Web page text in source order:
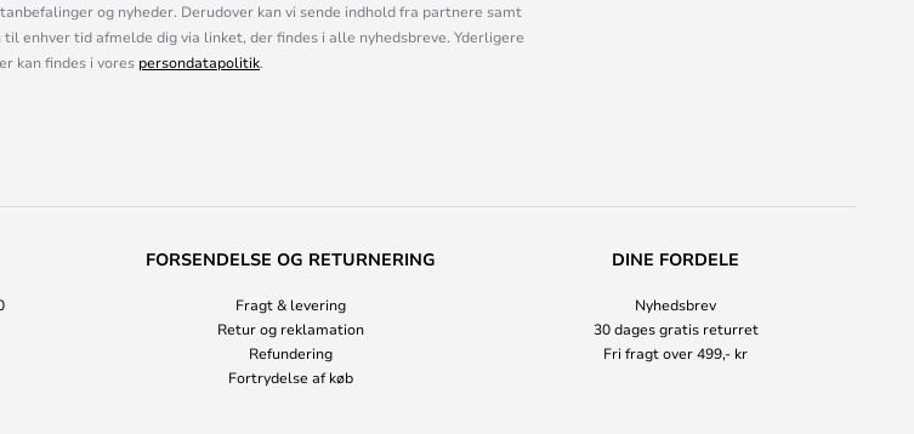
og nyheder. Derudover kan vi sende indhold fra partnere samt
enhver tid afmelde dig via linket, der findes i alle nyhedsbreve. Yderligere
kan findes i vores persondatapolitik.
FORSENDELSE OG RETURNERING
Fragt & levering
Retur og reklamation
Refundering
Fortrydelse af køb
DINE FORDELE
Nyhedsbrev
30 dages gratis returret
Fri fragt over 499,- kr